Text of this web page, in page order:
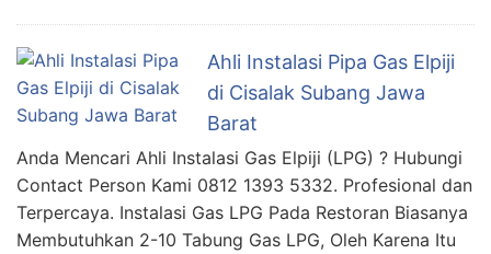
Ahli Instalasi Pipa Gas Elpiji
di Cisalak Subang Jawa
Barat
Anda Mencari Ahli Instalasi Gas Elpiji (LPG) ? Hubungi
Contact Person Kami 0812 1393 5332. Profesional dan
Terpercaya. Instalasi Gas LPG Pada Restoran Biasanya
Membutuhkan 2-10 Tabung Gas LPG, Oleh Karena Itu